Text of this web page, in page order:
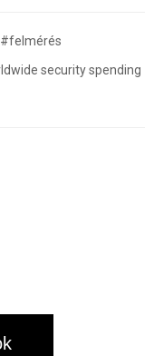
#felmérés
security spending